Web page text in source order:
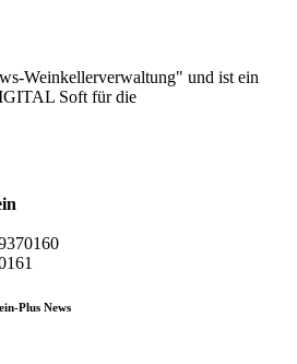
Weinkellerverwaltung" und ist ein
Soft für die
Plus News